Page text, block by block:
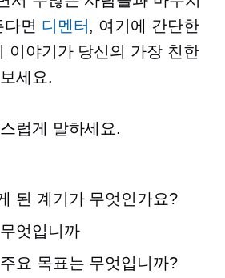
면 디멘터, 여기에 간단한
이야기가 당신의 가장 친한
세요.
럽게 말하세요.
된 계기가 무엇인가요?
엇입니까
요 목표는 무엇입니까?